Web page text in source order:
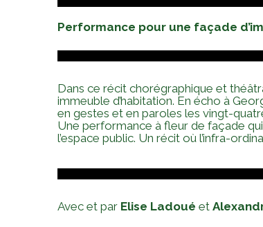
Performance pour une façade
Dans ce récit chorégraphique et
immeuble d’habitation. En écho à
en gestes et en paroles les vingt-
Une performance à fleur de façade
l’espace public. Un récit où l’infra-
Avec et par Elise Ladoué et